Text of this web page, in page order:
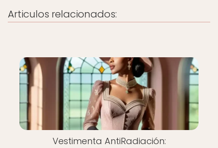
Articulos relacionados:
Vestimenta AntiRadiación: